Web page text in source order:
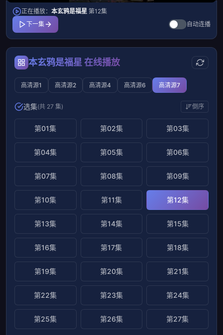
正在播放： 本玄鸦是福星 第12集
下一集
自动连播
本玄鸦是福星 在线播放
高清源1 高清源2 高清源4 高清源6 高清源7
选集(共 27 集) 倒序
第01集 第02集 第03集
第04集 第05集 第06集
第07集 第08集 第09集
第10集 第11集 第12集
第13集 第14集 第15集
第16集 第17集 第18集
第19集 第20集 第21集
第22集 第23集 第24集
第25集 第26集 第27集